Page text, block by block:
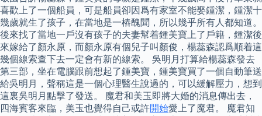
喜歡上了一個船員，可是船員卻因爲有家室不能娶鍾潔，鍾潔十
幾歲就生了孩子，在當地是一樁醜聞，所以幾乎所有人都知道。
後來找了當地一戶沒有孩子的夫妻幫着鍾美寶上了戶籍，鍾潔後
來嫁給了顏永原，而顏永原有個兒子叫顏俊，楊蕊森認爲順着這
幾個線索查下去一定會有新的線索。 吳明月打算給楊蕊森發去
第三部，坐在電腦跟前想起了鍾美寶，鍾美寶買了一個自動筆送
給吳明月，聲稱這是一個心理醫生說過的，可以緩解壓力，想到
這裏吳明月點擊了發送。 魔君和美玉即將大婚的消息傳出去，
四海賓客來臨，美玉也覺得自己或許開始愛上了魔君。 魔君知